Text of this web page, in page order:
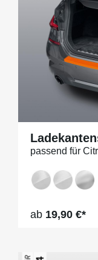
passend für
Regulärer
ab 19,90 €*